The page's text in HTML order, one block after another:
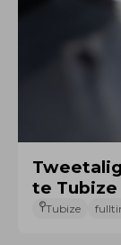
te Tubize
Tubize